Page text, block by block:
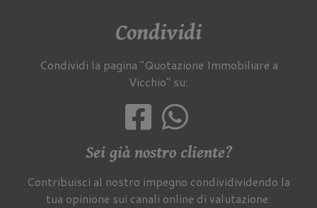
Condividi
Condividi la pagina "Quotazione Immobiliare a
Vicchio" su:
Sei già nostro cliente?
Contribuisci al nostro impegno condividividendo la
tua opinione sui canali online di valutazione: